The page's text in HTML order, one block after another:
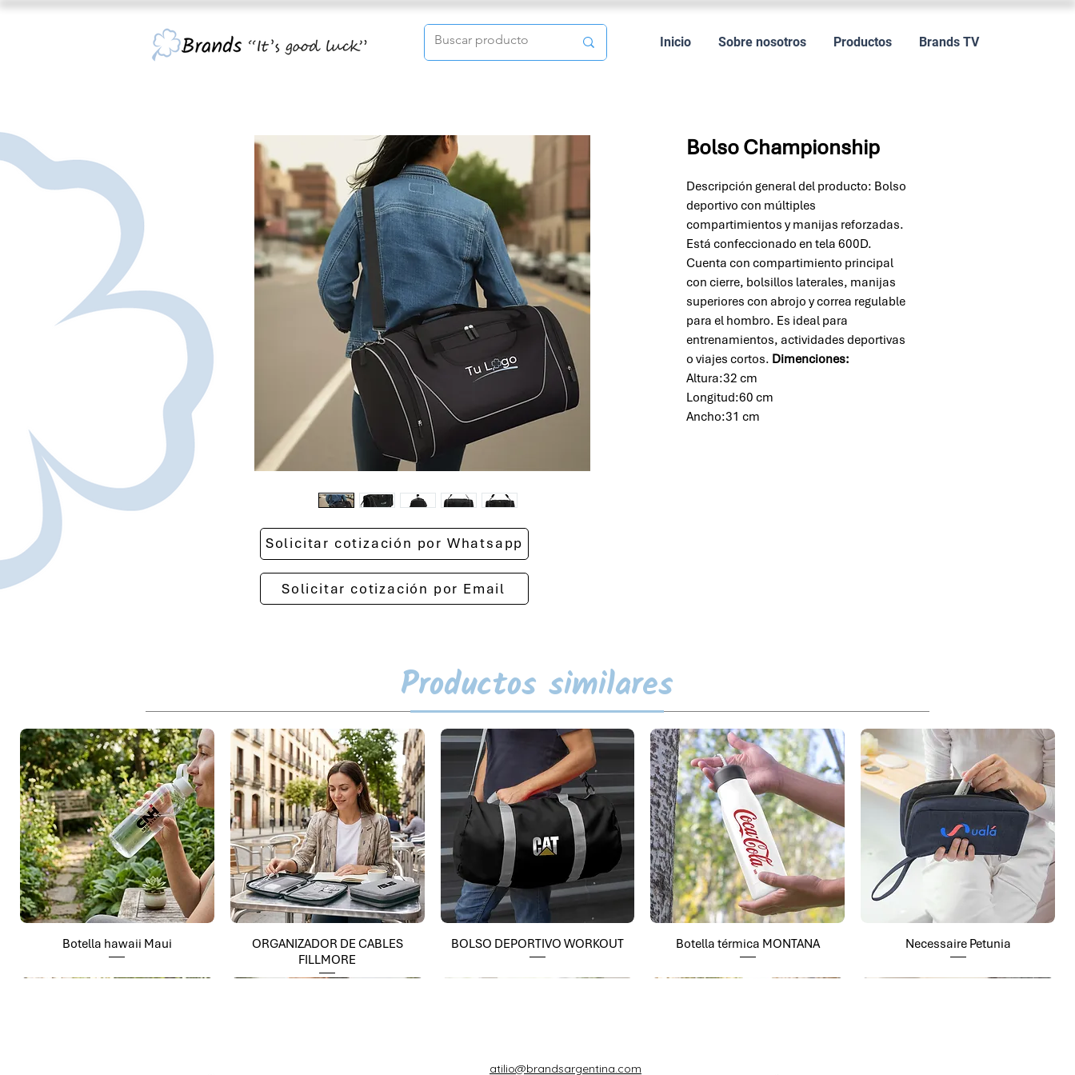
Inicio Sobre nosotros Productos Brands TV
Bolso Championship
Descripción general del producto: Bolso
deportivo con múltiples
compartimientos y manijas reforzadas.
Está confeccionado en tela 600D.
Cuenta con compartimiento principal
con cierre, bolsillos laterales, manijas
superiores con abrojo y correa regulable
para el hombro. Es ideal para
entrenamientos, actividades deportivas
o viajes cortos. Dimenciones:
Altura:32 cm
Longitud:60 cm
Ancho:31 cm
Solicitar cotización por Whatsapp
Solicitar cotización por Email
Productos similares
Botella hawaii Maui
ORGANIZADOR DE CABLES
FILLMORE
BOLSO DEPORTIVO WORKOUT Botella térmica MONTANA Necessaire Petunia
atilio@brandsargentina.com